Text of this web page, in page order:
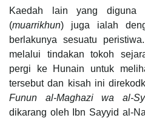
Kaedah lain yang
(muarrikhun) juga ialah
berlakunya sesuatu
melalui tindakan tokoh
pergi ke Hunain untuk
tersebut dan kisah ini
Funun al-Maghazi wa al-
dikarang oleh Ibn Sayyid al-